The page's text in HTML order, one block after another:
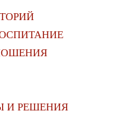
И РЕШЕНИЯ